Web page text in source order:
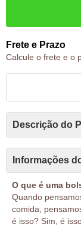
Frete e Prazo
Calcule o frete e o
Descrição do
Informações
O que é uma
Quando
comida,
é isso? Sim, é